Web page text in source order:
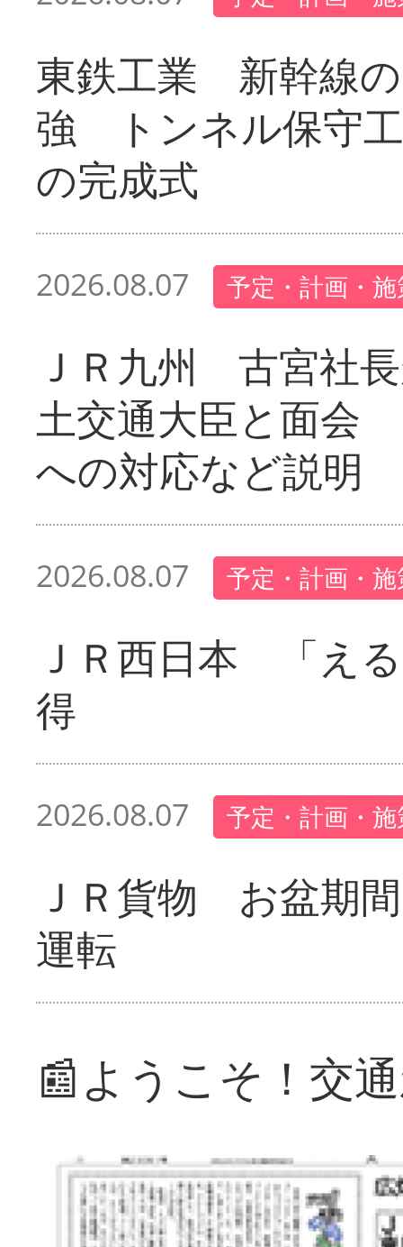
東鉄工業 新幹線
強 トンネル保守
の完成式
2026.08.07 予定・計画・
ＪＲ九州 古宮社
土交通大臣と面会
への対応など説明
2026.08.07 予定・計画・
ＪＲ西日本 「え
得
2026.08.07 予定・計画・
ＪＲ貨物 お盆期
運転
📰ようこそ！交